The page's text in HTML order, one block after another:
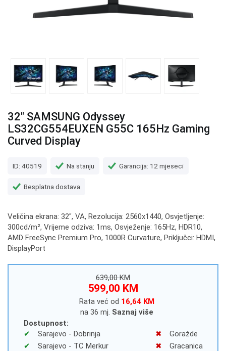
32" SAMSUNG Odyssey
LS32CG554EUXEN G55C 165Hz Gaming
Curved Display
ID: 40519 Na stanju Garancija: 12 mjeseci
Besplatna dostava
Veličina ekrana: 32", VA, Rezolucija: 2560x1440, Osvjetljenje:
300cd/m², Vrijeme odziva: 1ms, Osvježenje: 165Hz, HDR10,
AMD FreeSync Premium Pro, 1000R Curvature, Priključci: HDMI,
DisplayPort
639,00 KM
599,00 KM
Rata već od 16,64 KM
na 36 mj. Saznaj više
Dostupnost:
Sarajevo - Dobrinja
Sarajevo - TC Merkur
Goražde
Gracanica